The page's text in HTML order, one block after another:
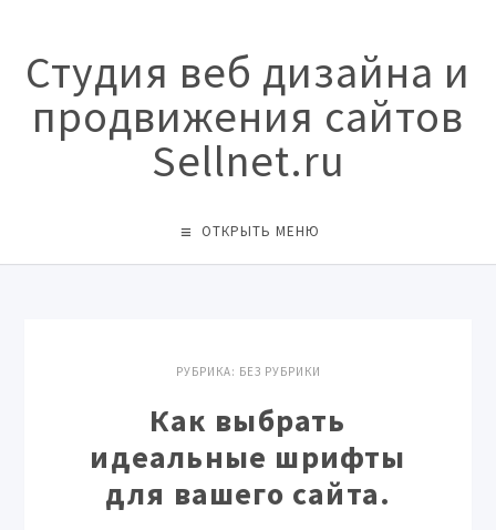
Студия веб дизайна и
продвижения сайтов
Sellnet.ru
ОТКРЫТЬ МЕНЮ
РУБРИКА: БЕЗ РУБРИКИ
Как выбрать
идеальные шрифты
для вашего сайта.